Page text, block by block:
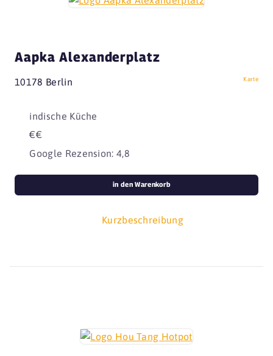
Aapka Alexanderplatz
10178 Berlin Karte
indische Küche
€€
Google Rezension: 4,8
Kurzbeschreibung
in den Warenkorb